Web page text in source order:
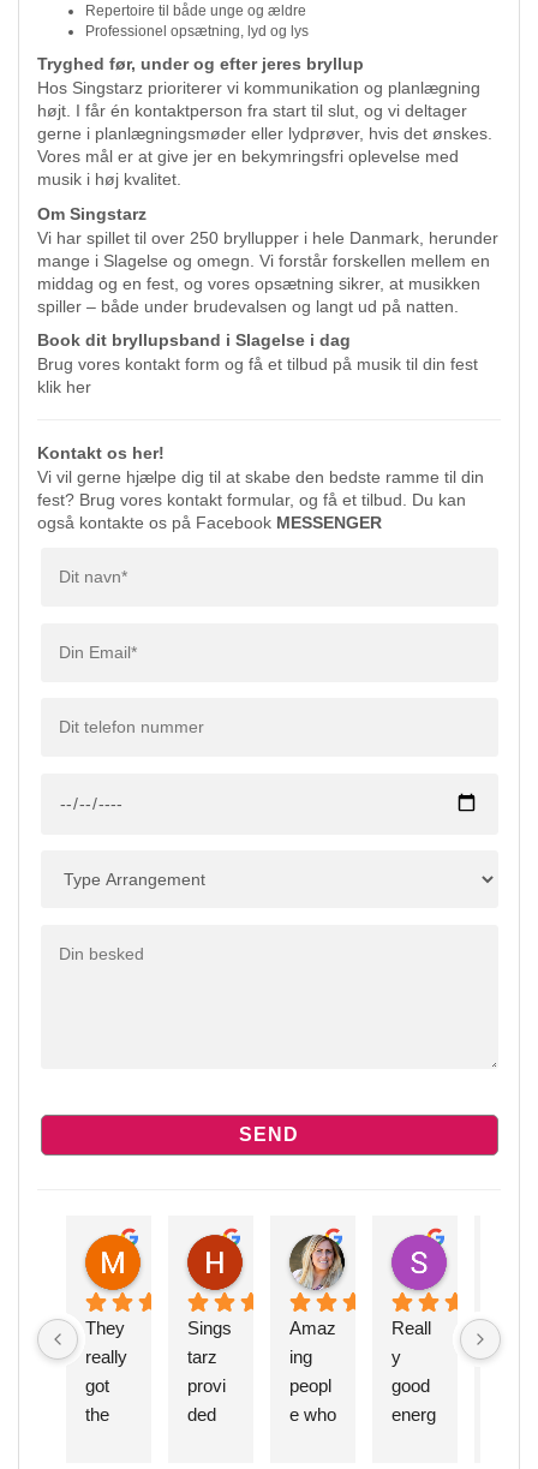
Repertoire til både unge og ældre
Professionel opsætning, lyd og lys
Tryghed før, under og efter jeres bryllup
Hos Singstarz prioriterer vi kommunikation og planlægning
højt. I får én kontaktperson fra start til slut, og vi deltager
gerne i planlægningsmøder eller lydprøver, hvis det ønskes.
Vores mål er at give jer en bekymringsfri oplevelse med
musik i høj kvalitet.
Om Singstarz
Vi har spillet til over 250 bryllupper i hele Danmark, herunder
mange i Slagelse og omegn. Vi forstår forskellen mellem en
middag og en fest, og vores opsætning sikrer, at musikken
spiller – både under brudevalsen og langt ud på natten.
Book dit bryllupsband i Slagelse i dag
Brug vores kontakt form og få et tilbud på musik til din fest
klik her
Kontakt os her!
Vi vil gerne hjælpe dig til at skabe den bedste ramme til din
fest? Brug vores kontakt formular, og få et tilbud. Du kan
også kontakte os på Facebook MESSENGER
Michelle R.
6 months ago
They
really
got
the
Helene S.
8 months ago
Sings
tarz
provi
ded
Pernille Krause H.
10 months ago
Amaz
ing
peopl
e who
Reall
y
good
energ
Sings
tarz